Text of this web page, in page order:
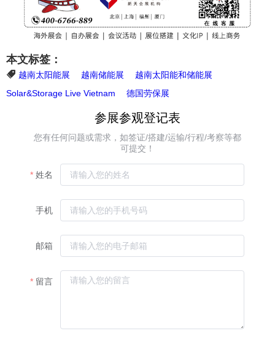
本文标签：
越南太阳能展 越南储能展
越南太阳能和储能展
Solar&Storage Live Vietnam
德国劳保展